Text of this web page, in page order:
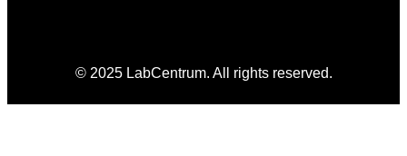
© 2025 LabCentrum. All rights reserved.